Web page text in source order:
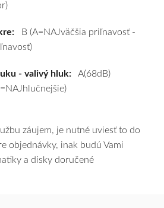
B (A=NAJväčšia priľnavosť -
- valivý hluk: A(68dB)
záujem, je nutné uviesť to do
objednávky, inak budú Vami
a disky doručené